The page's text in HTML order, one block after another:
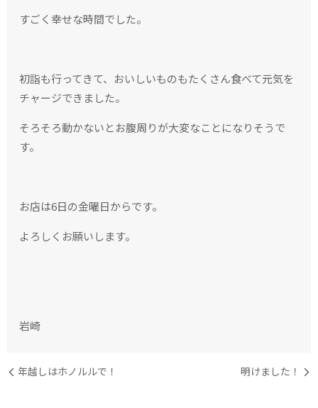
すごく幸せな時間でした。
初詣も行ってきて、おいしいものもたくさん食べて元気を
チャージできました。
そろそろ動かないとお腹周りが大変なことになりそうで
す。
お店は6日の金曜日からです。
よろしくお願いします。
岩崎
年越しはホノルルで！ 明けました！